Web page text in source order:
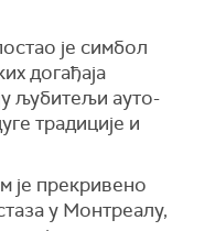
је симбол
догађаја
љубитељи ауто-
традиције и
је прекривено
у Монтреалу,